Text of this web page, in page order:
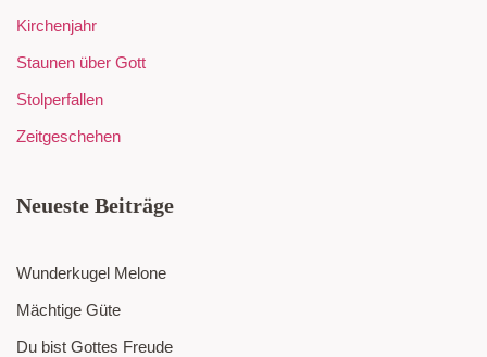
Kirchenjahr
Staunen über Gott
Stolperfallen
Zeitgeschehen
Neueste Beiträge
Wunderkugel Melone
Mächtige Güte
Du bist Gottes Freude